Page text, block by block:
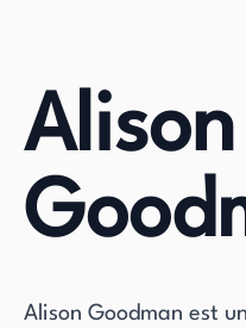
Alison
Alison Goodman est